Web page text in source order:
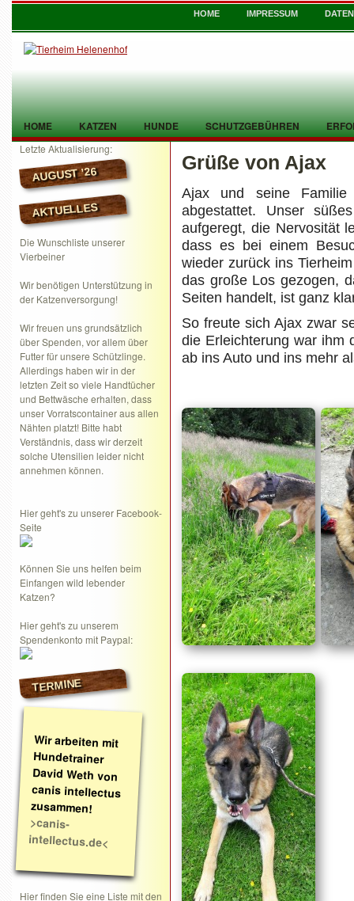
HOME IMPRESSUM
HOME KATZEN HUNDE SCHUTZGEBÜHREN
TIER GEFUNDEN KONTAKT
Letzte Aktualisierung:
AUGUST ’26
AKTUELLES
Die Wunschliste unserer
Vierbeiner
Wir benötigen Unterstützung in
der Katzenversorgung!
Wir freuen uns grundsätzlich
über Spenden, vor allem über
Futter für unsere Schützlinge.
Allerdings haben wir in der
letzten Zeit so viele Handtücher
und Bettwäsche erhalten, dass
unser Vorratscontainer aus allen
Nähten platzt! Bitte habt
Verständnis, dass wir derzeit
solche Utensilien leider nicht
annehmen können.
Hier geht's zu unserer Facebook-
Seite
Können Sie uns helfen beim
Einfangen wild lebender
Katzen?
Hier geht's zu unserem
Spendenkonto mit Paypal:
TERMINE
Wir arbeiten mit
Hundetrainer
David Weth von
canis intellectus
zusammen!
>canis-
intellectus.de<
Hier finden Sie eine Liste mit den
Grüße von Ajax
Ajax und seine
abgestattet. Unser
aufgeregt, die Nervosität
dass es bei einem
wieder zurück ins
das große Los gezogen,
Seiten handelt, ist ganz
So freute sich Ajax zwar
die Erleichterung war ihm
ab ins Auto und ins mehr